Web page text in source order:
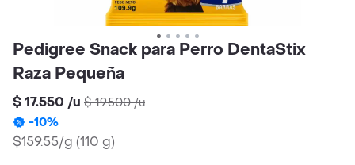
Pedigree Snack para Perro DentaStix
Raza Pequeña
$ 17.550 /u $ 19.500/u
-10%
$159.55/g (110 g)